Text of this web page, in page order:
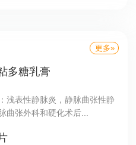
更多»
多糖乳膏
浅表性静脉炎，静脉曲张性静
曲张外科和硬化术后...